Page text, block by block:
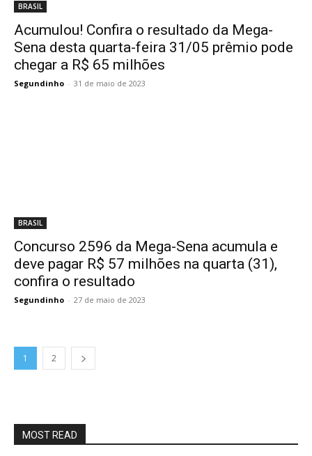
BRASIL
Acumulou! Confira o resultado da Mega-
Sena desta quarta-feira 31/05 prêmio pode
chegar a R$ 65 milhões
Segundinho - 31 de maio de 2023
BRASIL
Concurso 2596 da Mega-Sena acumula e
deve pagar R$ 57 milhões na quarta (31),
confira o resultado
Segundinho - 27 de maio de 2023
1 2
MOST READ